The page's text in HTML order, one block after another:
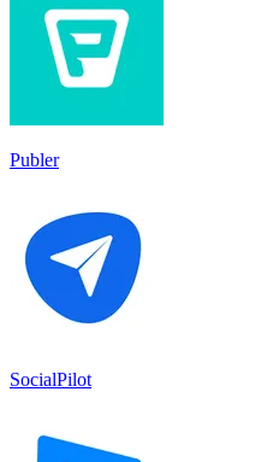
Publer
SocialPilot